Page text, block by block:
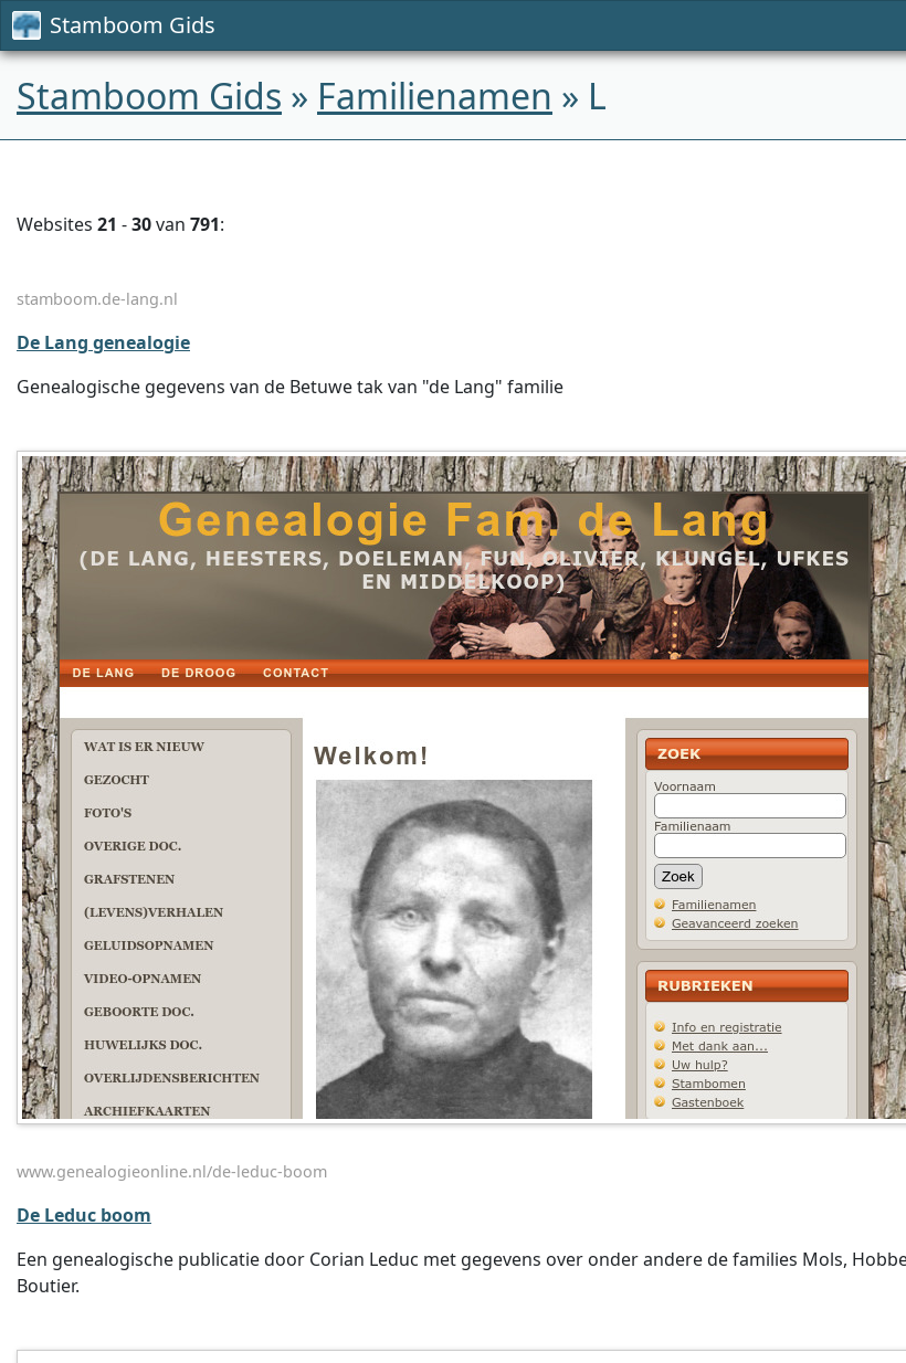
Stamboom Gids
Stamboom Gids » Familienamen » L
Websites 21 -30van 791:
stamboom.de-lang.nl
De Lang genealogie
Genealogische gegevens van de Betuwe tak van "de Lang" familie
www.genealogieonline.nl/de-leduc-boom
De Leduc boom
Een genealogische publicatie door Corian Leduc met gegevens over onder andere de families Mols,
Boutier.